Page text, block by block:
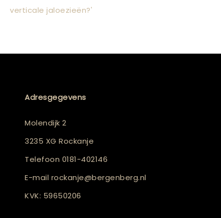
verticale jaloezieën?'
Adresgegevens
Molendijk 2
3235 XG Rockanje
Telefoon 0181-402146
E-mail rockanje@bergenberg.nl
KVK: 59650206